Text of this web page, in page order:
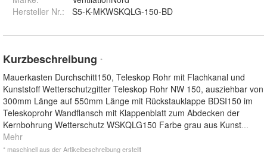
Hersteller Nr.:
S5-K-MKWSKQLG-150-BD
Kurzbeschreibung *
Mauerkasten Durchschitt150, Teleskop Rohr mit Flachkanal und
Kunststoff Wetterschutzgitter Teleskop Rohr NW 150, ausziehbar von
300mm Länge auf 550mm Länge mit Rückstauklappe BDSI150 im
Teleskoprohr Wandflansch mit Klappenblatt zum Abdecken der
Kernbohrung Wetterschutz WSKQLG150 Farbe grau aus Kunst...
Mehr
* maschinell aus der Artikelbeschreibung erstellt